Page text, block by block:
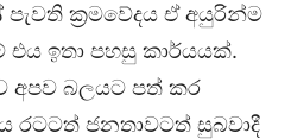
ක්‍රමවේදය ඒ අයුරින්ම
එය ඉතා පහසු කාර්යයක්.
අපව බලයට පත් කර
රටටත් ජනතාවටත් සුබවාදී